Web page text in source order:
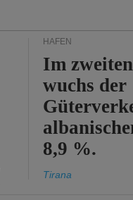
HÄFEN
Im
wuchs der
8,9 %.
Tirana